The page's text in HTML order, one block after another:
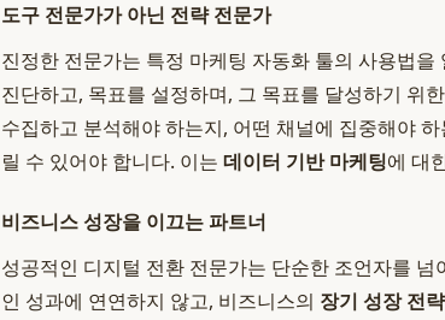
도구 전문가가 아닌 전략 전문가
진정한 전문가는 특정 마케팅 자동화 툴의 사용법
진단하고, 목표를 설정하며, 그 목표를 달성하기 위
수집하고 분석해야 하는지, 어떤 채널에 집중해야
릴 수 있어야 합니다. 이는 데이터 기반 마케팅에 대
비즈니스 성장을 이끄는 파트너
성공적인 디지털 전환 전문가는 단순한 조언자를
인 성과에 연연하지 않고, 비즈니스의 장기 성장 전략